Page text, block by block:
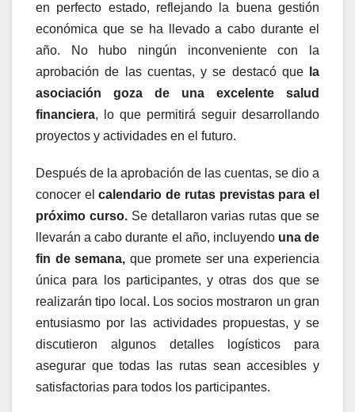
en perfecto estado, reflejando la buena gestión
económica que se ha llevado a cabo durante el
año. No hubo ningún inconveniente con la
aprobación de las cuentas, y se destacó que
la
asociación goza de una excelente salud
financiera, lo que permitirá seguir desarrollando
proyectos y actividades en el futuro.
Después de la aprobación de las cuentas, se dio a
conocer elcalendario de rutas previstas para el
próximo curso.Se detallaron varias rutas que se
llevarán a cabo durante el año, incluyendouna de
fin de semana, que promete ser una experiencia
única para los participantes, y otras dos que se
realizarán tipo local. Los socios mostraron un gran
entusiasmo por las actividades propuestas, y se
discutieron algunos detalles logísticos para
asegurar que todas las rutas sean accesibles y
satisfactorias para todos los participantes.